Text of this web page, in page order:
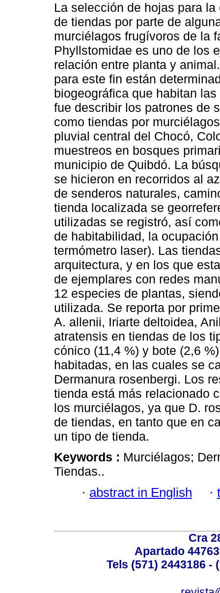
La selección de hojas para
de tiendas por parte de
murciélagos frugívoros de la
Phyllstomidae es uno de los
relación entre planta y
para este fin están
biogeográfica que habitan
fue describir los patrones de
como tiendas por
pluvial central del Chocó,
muestreos en bosques
municipio de Quibdó. La
se hicieron en recorridos al
de senderos naturales,
tienda localizada se
utilizadas se registró, así
de habitabilidad, la
termómetro laser). Las
arquitectura, y en los que
de ejemplares con redes
12 especies de plantas,
utilizada. Se reporta por
A. allenii, Iriarte deltoidea,
atratensis en tiendas de los
cónico (11,4 %) y bote (2,6
habitadas, en las cuales se
Dermanura rosenbergi. Los
tienda está más relacionado
los murciélagos, ya que D.
de tiendas, en tanto que en
un tipo de tienda.
Keywords : Murciélagos;
Tiendas..
· abstract in English ·
Cra
Apartado
Tels (571) 2443186 -